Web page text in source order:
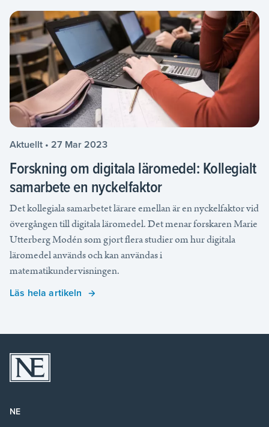
Aktuellt • 27 Mar 2023
Forskning om digitala läromedel: Kollegialt
samarbete en nyckelfaktor
Det kollegiala samarbetet lärare emellan är en nyckelfaktor vid
övergången till digitala läromedel. Det menar forskaren Marie
Utterberg Modén som gjort flera studier om hur digitala
läromedel används och kan användas i
matematikundervisningen.
Läs hela artikeln
NE